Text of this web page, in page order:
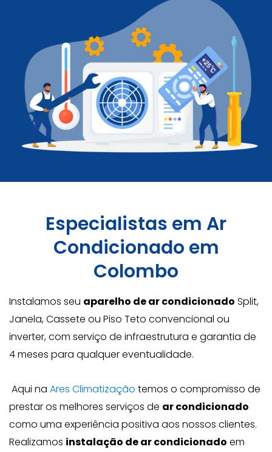
Especialistas em Ar
Condicionado em
Colombo
Instalamos seu aparelho de ar condicionado Split,
Janela, Cassete ou Piso Teto convencional ou
inverter, com serviço de infraestrutura e garantia de
4 meses para qualquer eventualidade.
Aqui na Ares Climatização temos o compromisso de
prestar os melhores serviços de ar condicionado
como uma experiência positiva aos nossos clientes.
Realizamos instalação de ar condicionado em